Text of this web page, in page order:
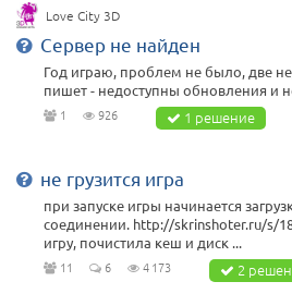
Love City 3D
Сервер не найден
Год играю, проблем не было, две
пишет - недоступны обновления и
1 926 1 решение
не грузится игра
при запуске игры начинается
соединении. http://skrinshoter.ru/s/
игру, почистила кеш и диск ...
11 6 4 173 2